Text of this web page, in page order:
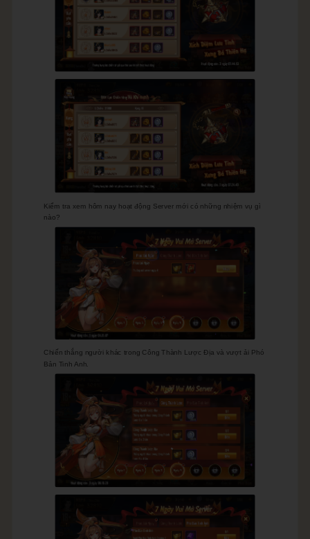
Kiểm tra xem hôm nay hoạt động Server mới có những nhiệm vụ gì
nào?
Chiến thắng người khác trong Công Thành Lược Địa và vượt ải Phó
Bản Tinh Anh.